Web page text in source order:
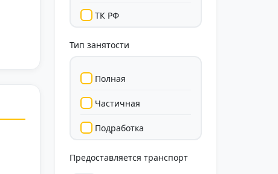
ТК РФ
Тип занятости
Полная
Частичная
Подработка
Предоставляется транспорт